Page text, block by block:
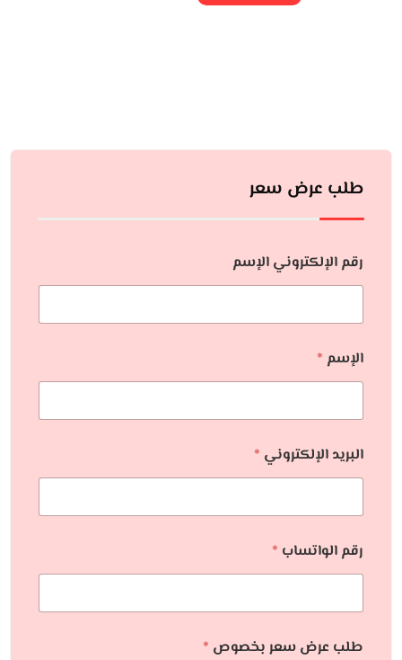
طلب عرض سعر
رقم الإلكتروني الإسم
الإسم *
البريد الإلكتروني *
رقم الواتساب *
طلب عرض سعر بخصوص *